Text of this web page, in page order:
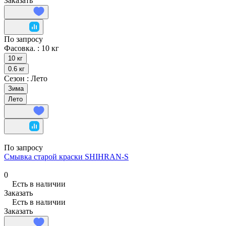
По запросу
Фасовка. : 10 кг
10 кг
0.6 кг
Сезон : Лето
Зима
Лето
По запросу
Смывка старой краски SHIHRAN-S
0
Есть в наличии
Заказать
Есть в наличии
Заказать